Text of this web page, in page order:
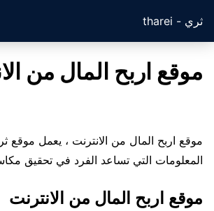
ثري - tharei
موقع اربح المال من
موقع اربح المال من الانترنت ، يعمل موقع
المعلومات التي تساعد الفرد في تحقيق
موقع اربح المال من الانترنت